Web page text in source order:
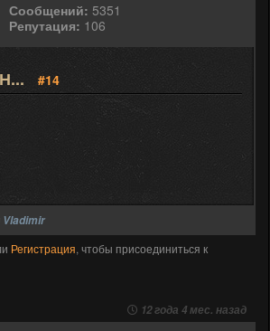
Сообщений: 5351
Репутация: 106
#14
Vladimir
Регистрация, чтобы присоединиться к
12 года 4 мес. назад